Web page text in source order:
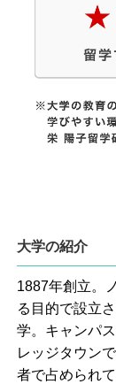
大学の紹介
1887年創立。
る目的で設立
学。キャンパ
レッジタウン
者で占められ